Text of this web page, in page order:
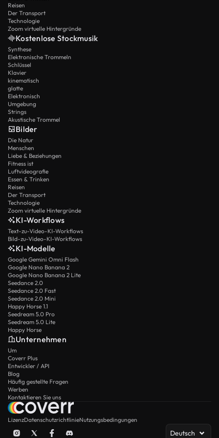
Reisen
Der Transport
Technologie
Zoom virtuelle Hintergründe
Kostenlose Stockmusik
Synthese
Elektronische Trommeln
Schlüssel
Klavier
kinematisch
glatte
Elektronisch
Umgebung
Strings
Akustische Trommel
Bilder
Die Natur
Menschen
Liebe & Beziehungen
Fitness ist
Luftvideografie
Essen & Trinken
Reisen
Der Transport
Technologie
Zoom virtuelle Hintergründe
KI-Workflows
Text-zu-Video-KI-Workflows
Bild-zu-Video-KI-Workflows
KI-Modelle
Google Gemini Omni Flash
Google Nano Banana 2
Google Nano Banana 2 Lite
Seedance 2.0
Seedance 2.0 Fast
Seedance 2.0 Mini
Happy Horse 1.1
Seedream 5.0 Pro
Seedream 5.0 Lite
Happy Horse
Unternehmen
Um
Coverr Plus
Entwickler / API
Blog
Häufig gestellte Fragen
Werben
Kontaktieren Sie uns
LizenzDatenschutzrichtlinieNutzungsbedingungen
Deutsch